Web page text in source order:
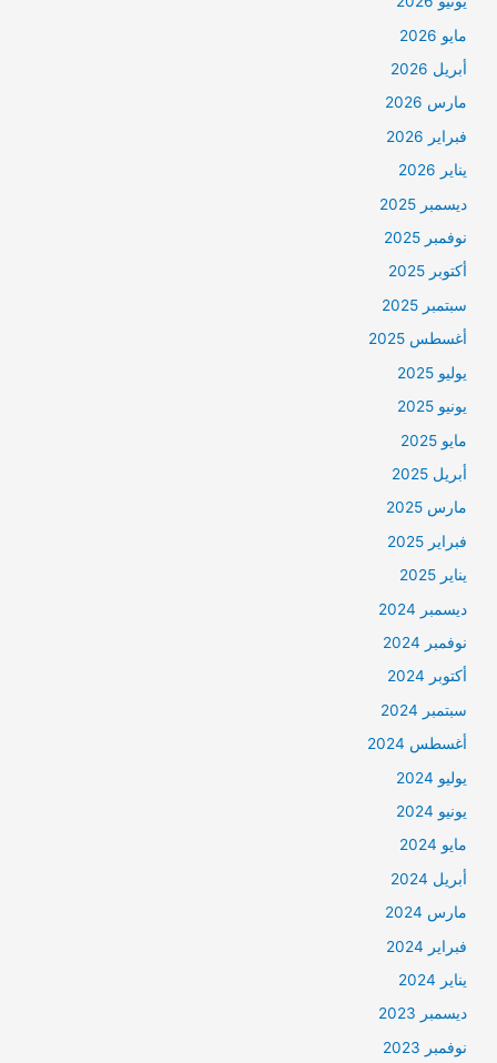
مايو 2026
أبريل 2026
مارس 2026
فبراير 2026
يناير 2026
ديسمبر 2025
نوفمبر 2025
أكتوبر 2025
سبتمبر 2025
أغسطس 2025
يوليو 2025
يونيو 2025
مايو 2025
أبريل 2025
مارس 2025
فبراير 2025
يناير 2025
ديسمبر 2024
نوفمبر 2024
أكتوبر 2024
سبتمبر 2024
أغسطس 2024
يوليو 2024
يونيو 2024
مايو 2024
أبريل 2024
مارس 2024
فبراير 2024
يناير 2024
ديسمبر 2023
نوفمبر 2023